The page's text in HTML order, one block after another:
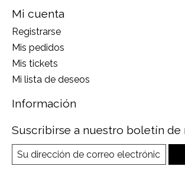
Mi cuenta
Registrarse
Mis pedidos
Mis tickets
Mi lista de deseos
Información
Suscribirse a nuestro boletín de